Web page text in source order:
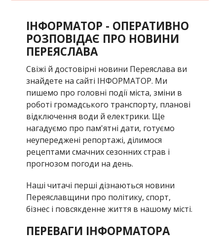
ІНФОРМАТОР - ОПЕРАТИВНО
РОЗПОВІДАЄ ПРО НОВИНИ
ПЕРЕЯСЛАВА
Свіжі й достовірні новини Переяслава ви
знайдете на сайті ІНФОРМАТОР. Ми
пишемо про головні події міста, зміни в
роботі громадського транспорту, планові
відключення води й електрики. Ще
нагадуємо про пам'ятні дати, готуємо
неупереджені репортажі, ділимося
рецептами смачних сезонних страв і
прогнозом погоди на день.
Наші читачі перші дізнаються новини
Переяславщини про політику, спорт,
бізнес і повсякденне життя в нашому місті.
ПЕРЕВАГИ ІНФОРМАТОРА